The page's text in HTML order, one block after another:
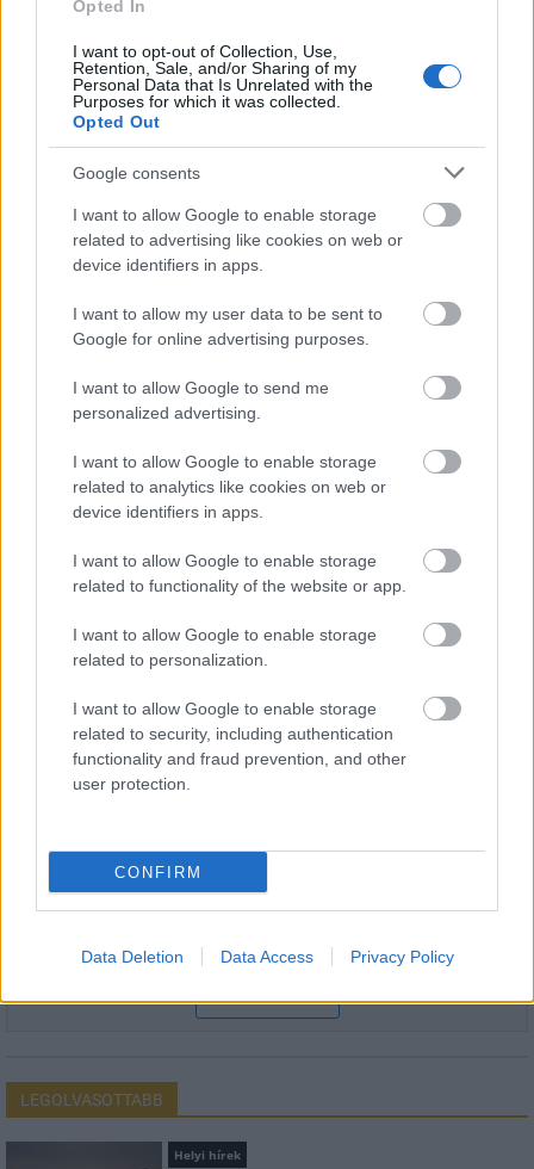
Opted In
I want to opt-out of Collection, Use,
Retention, Sale, and/or Sharing of my
Personal Data that Is Unrelated with the
Purposes for which it was collected.
Opted Out
Google consents
I want to allow Google to enable storage
related to advertising like cookies on web or
device identifiers in apps.
I want to allow my user data to be sent to
Google for online advertising purposes.
I want to allow Google to send me
personalized advertising.
I want to allow Google to enable storage
related to analytics like cookies on web or
device identifiers in apps.
I want to allow Google to enable storage
related to functionality of the website or app.
I want to allow Google to enable storage
related to personalization.
I want to allow Google to enable storage
related to security, including authentication
functionality and fraud prevention, and other
user protection.
CONFIRM
Data Deletion Data Access Privacy Policy
ennek ellenére folyamatosan halad az aszfaltozás.
Elkészült a Liszt Ferenc repülőtér
közelében lévő logisztikai bázis út- és
Látlelet a hazai víziközművekről?
Egyetlen, fél évszázados vezetéken
múlt Bicske vízellátása
Épített öröksége megújításával is készül
évfordulójára
HÍRLEVÉL
E-mail cím
szabályzatot!
FELIRATKOZÁS
LEGOLVASOTTABB
Helyi hírek